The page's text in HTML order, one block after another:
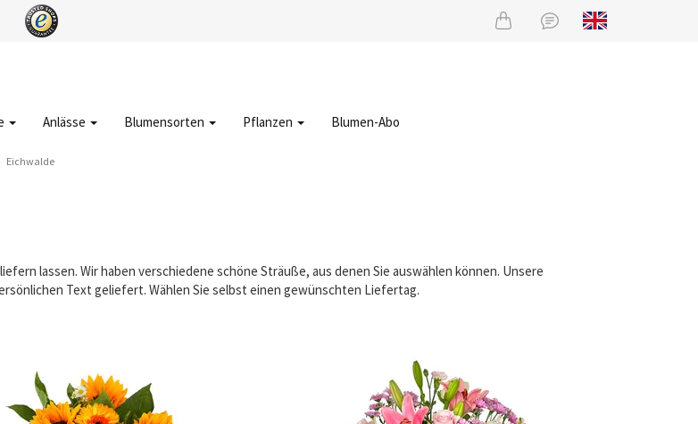
Anlässe Blumensorten Pflanzen Blumen-Abo
Eichwalde
lassen. Wir haben verschiedene schöne Sträuße, aus denen Sie auswählen können. Unsere
Text geliefert. Wählen Sie selbst einen gewünschten Liefertag.